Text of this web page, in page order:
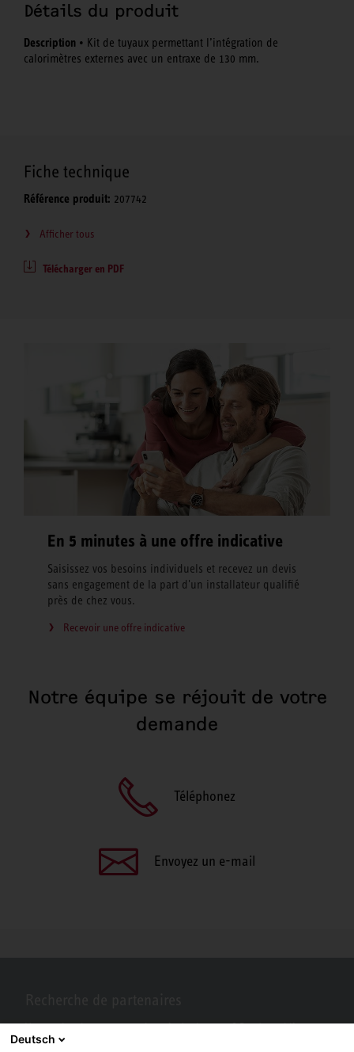
Détails du produit
Description • Kit de tuyaux permettant l’intégration de
calorimètres externes avec un entraxe de 130 mm.
Fiche technique
Référence produit: 207742
Afficher tous
Télécharger en PDF
En 5 minutes à une offre indicative
Saisissez vos besoins individuels et recevez un devis
sans engagement de la part d'un installateur qualifié
près de chez vous.
Recevoir une offre indicative
Notre équipe se réjouit de votre
demande
Téléphonez
Envoyez un e-mail
Vous recherchez un partenaire près de chez vous? Pas de problème
avec STIEBEL ELTRON.
Deutsch